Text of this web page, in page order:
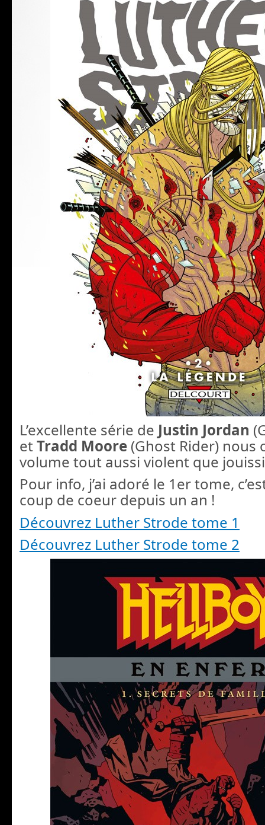
L’excellente série de Justin Jordan
etTradd Moore (Ghost Rider) nous
volume tout aussi violent que
Pour info, j’ai adoré le 1er tome,
coup de coeur depuis un an !
Découvrez Luther Strode tome 1
Découvrez Luther Strode tome 2